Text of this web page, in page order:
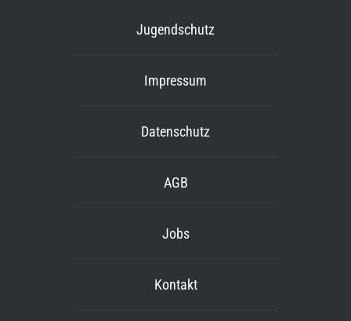
Jugendschutz
Impressum
Datenschutz
AGB
Jobs
Kontakt